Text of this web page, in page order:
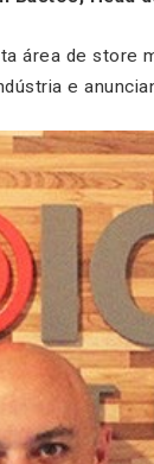
área de store
e